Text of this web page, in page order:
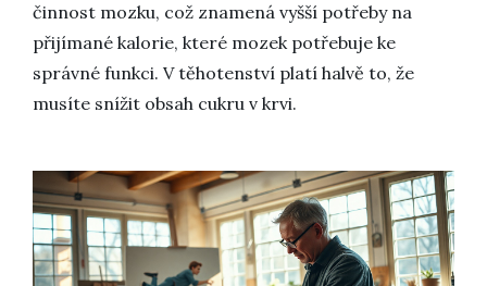
činnost mozku, což znamená vyšší potřeby na
přijímané kalorie, které mozek potřebuje ke
správné funkci. V těhotenství platí halvě to, že
musíte snížit obsah cukru v krvi.